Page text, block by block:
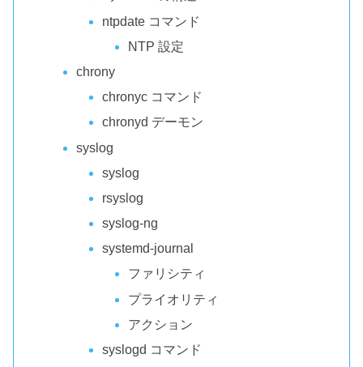
ntpdate コマンド
NTP 設定
chrony
chronyc コマンド
chronyd デーモン
syslog
syslog
rsyslog
syslog-ng
systemd-journal
ファリシティ
プライオリティ
アクション
syslogd コマンド